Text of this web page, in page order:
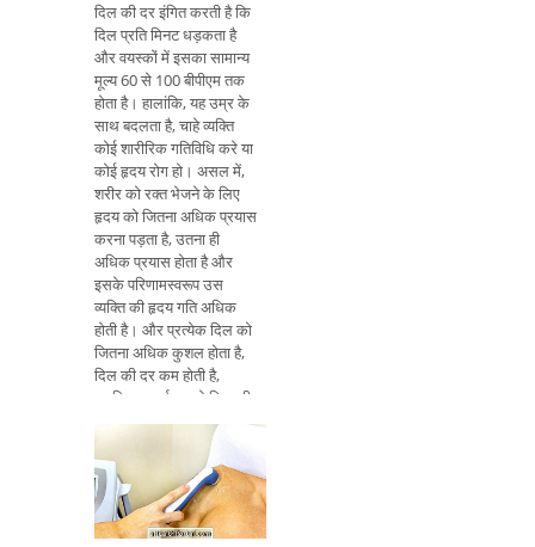
दिल की दर इंगित करती है कि
दिल प्रति मिनट धड़कता है
और वयस्कों में इसका सामान्य
मूल्य 60 से 100 बीपीएम तक
होता है। हालांकि, यह उम्र के
साथ बदलता है, चाहे व्यक्ति
कोई शारीरिक गतिविधि करे या
कोई हृदय रोग हो। असल में,
शरीर को रक्त भेजने के लिए
हृदय को जितना अधिक प्रयास
करना पड़ता है, उतना ही
अधिक प्रयास होता है और
इसके परिणामस्वरूप उस
व्यक्ति की हृदय गति अधिक
होती है। और प्रत्येक दिल को
जितना अधिक कुशल होता है,
दिल की दर कम होती है,
इसलिए आदर्श रूप से दिल की
दर हमेशा कम होती है लेकिन
इतना कम नहीं है कि यह रक्त
को पूरे शरीर तक पहुंचने की
अनुमति नहीं देता है, इसलिए
एक दर है उम्र के आधार पर:
2 साल तक